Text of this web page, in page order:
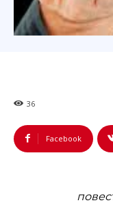
36
Facebook